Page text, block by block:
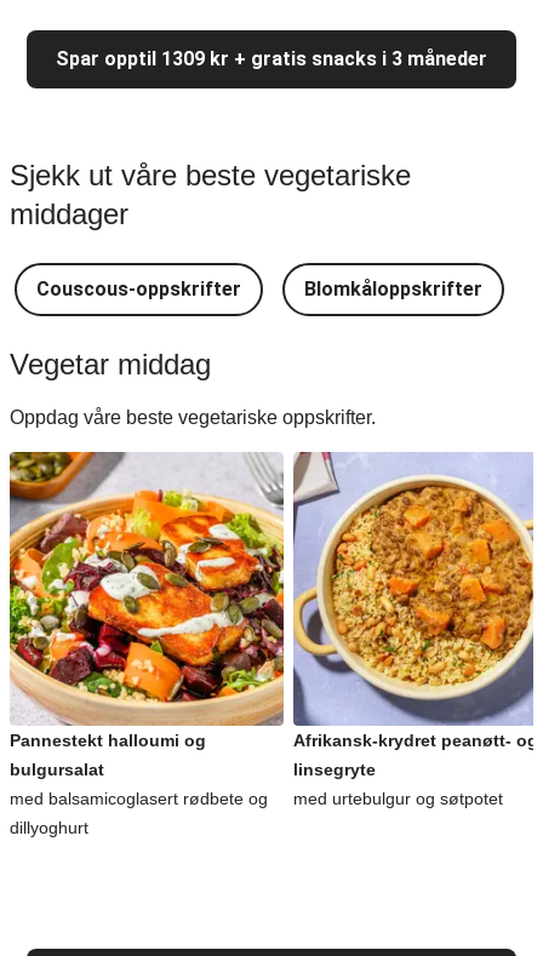
Spar opptil 1309 kr + gratis snacks i 3 måneder
Sjekk ut våre beste vegetariske
middager
Couscous-oppskrifter Blomkåloppskrifter
Vegetar middag
Oppdag våre beste vegetariske oppskrifter.
Pannestekt halloumi og
bulgursalat
med balsamicoglasert rødbete og
dillyoghurt
Afrikansk-krydret peanøtt- og
linsegryte
med urtebulgur og søtpotet